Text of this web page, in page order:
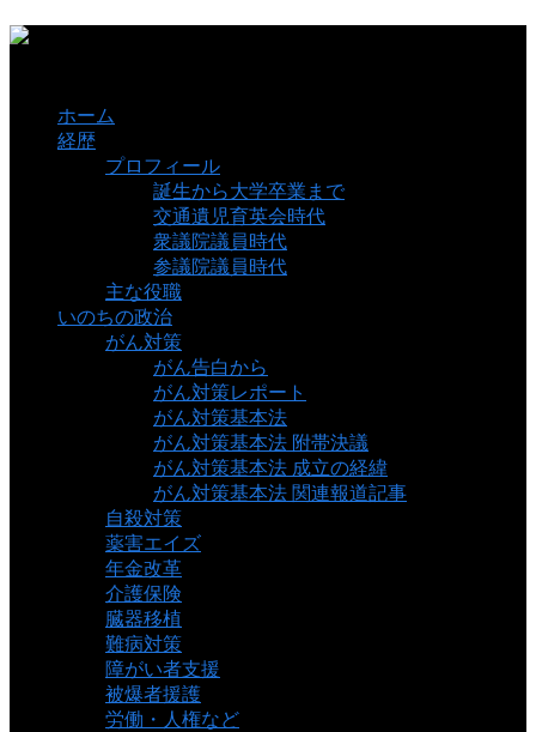
ホーム
経歴
プロフィール
誕生から大学卒業まで
交通遺児育英会時代
衆議院議員時代
参議院議員時代
主な役職
いのちの政治
がん対策
がん告白から
がん対策レポート
がん対策基本法
がん対策基本法 附帯決議
がん対策基本法 成立の経緯
がん対策基本法 関連報道記事
自殺対策
薬害エイズ
年金改革
介護保険
臓器移植
難病対策
障がい者支援
被爆者援護
労働・人権など